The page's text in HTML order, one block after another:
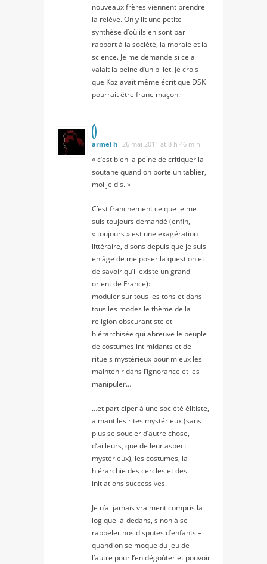
nouveaux frères viennent prendre
la relève. On y lit une petite
synthèse d’où ils en sont par
rapport à la société, la morale et la
science. Je me demande si cela
valait la peine d’un billet. Je crois
que Koz avait même écrit que DSK
pourrait être franc-maçon.
armel h 26 mai 2011 at 8 h 46 min
« c’est bien la peine de critiquer la
soutane quand on porte un tablier,
moi je dis. »
C’est franchement ce que je me
suis toujours demandé (enfin,
« toujours » est une exagération
littéraire, disons depuis que je suis
en âge de me poser la question et
de savoir qu’il existe un grand
orient de France):
moduler sur tous les tons et dans
tous les modes le thème de la
religion obscurantiste et
hiérarchisée qui abreuve le peuple
de costumes intimidants et de
rituels mystérieux pour mieux les
maintenir dans l’ignorance et les
manipuler…
…et participer à une société élitiste,
aimant les rites mystérieux (sans
plus se soucier d’autre chose,
d’ailleurs, que de leur aspect
mystérieux), les costumes, la
hiérarchie des cercles et des
initiations successives.
Je n’ai jamais vraiment compris la
logique là-dedans, sinon à se
rappeler nos disputes d’enfants –
quand on se moque du jeu de
l’autre pour l’en dégoûter et pouvoir